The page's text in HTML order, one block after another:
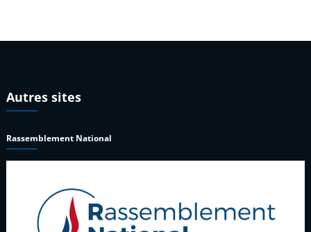
Autres sites
Rassemblement National